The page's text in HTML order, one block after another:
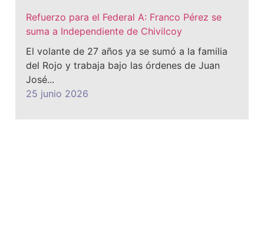
Refuerzo para el Federal A: Franco Pérez se
suma a Independiente de Chivilcoy
El volante de 27 años ya se sumó a la familia
del Rojo y trabaja bajo las órdenes de Juan
José...
25 junio 2026